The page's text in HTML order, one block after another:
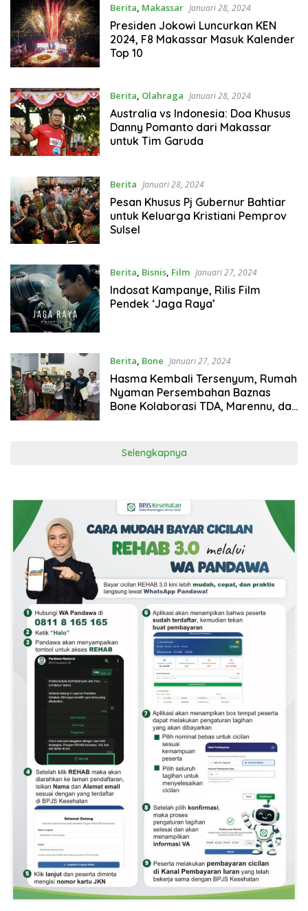
Berita, Makassar Januari 28, 2024
Presiden Jokowi Luncurkan KEN
2024, F8 Makassar Masuk Kalender
Top 10
Berita, Olahraga Januari 28, 2024
Australia vs Indonesia: Doa Khusus
Danny Pomanto dari Makassar
untuk Tim Garuda
Berita Januari 28, 2024
Pesan Khusus Pj Gubernur Bahtiar
untuk Keluarga Kristiani Pemprov
Sulsel
Berita, Bisnis, Film Januari 27, 2024
Indosat Kampanye, Rilis Film
Pendek ‘Jaga Raya’
Berita, Bone Januari 27, 2024
Hasma Kembali Tersenyum, Rumah
Nyaman Persembahan Baznas
Bone Kolaborasi TDA, Marennu, dan
Selengkapnya